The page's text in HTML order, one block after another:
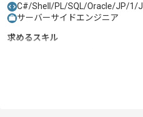
C#/Shell/PL/SQL/Oracle/JP/1/
サーバーサイドエンジニア
求めるスキル